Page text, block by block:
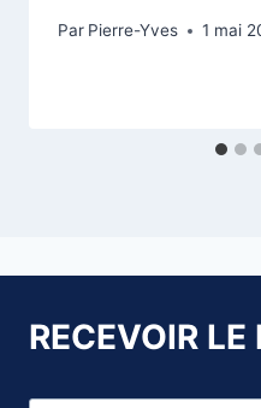
Par Pierre-Yves 1 mai
RECEVOIR